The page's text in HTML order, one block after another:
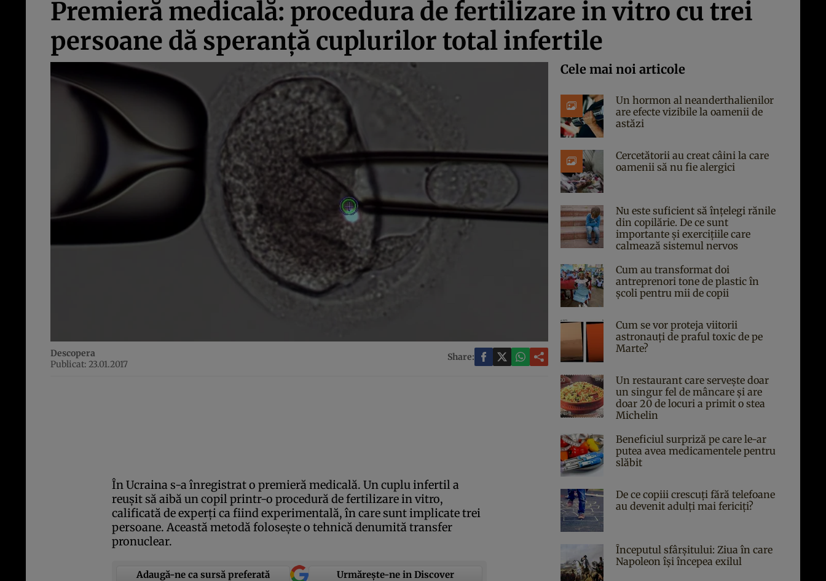
Premieră medicală: procedura de fertilizare in vitro cu trei
persoane dă speranţă cuplurilor total infertile
Descopera
Publicat: 23.01.2017
Share:
În Ucraina s-a înregistrat o premieră medicală. Un cuplu infertil a
reuşit să aibă un copil printr-o procedură de fertilizare in vitro,
calificată de experţi ca fiind experimentală, în care sunt implicate trei
persoane. Această metodă foloseşte o tehnică denumită transfer
pronuclear.
Adaugă-ne ca sursă preferată Urmărește-ne in Discover
Cele mai noi articole
Un hormon al neanderthalienilor
are efecte vizibile la oamenii de
astăzi
Cercetătorii au creat câini la care
oamenii să nu fie alergici
Nu este suficient să înțelegi rănile
din copilărie. De ce sunt
importante și exercițiile care
calmează sistemul nervos
Cum au transformat doi
antreprenori tone de plastic în
școli pentru mii de copii
Cum se vor proteja viitorii
astronauți de praful toxic de pe
Marte?
Un restaurant care servește doar
un singur fel de mâncare și are
doar 20 de locuri a primit o stea
Michelin
Beneficiul surpriză pe care le-ar
putea avea medicamentele pentru
slăbit
De ce copiii crescuți fără telefoane
au devenit adulți mai fericiți?
Începutul sfârşitului: Ziua în care
Napoleon îşi începea exilul